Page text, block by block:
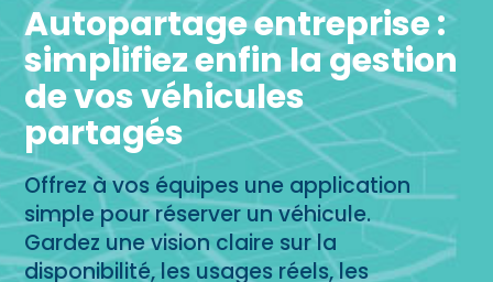
Autopartage entreprise :
simplifiez enfin la gestion
de vos véhicules
partagés
Offrez à vos équipes une application
simple pour réserver un véhicule.
Gardez une vision claire sur la
disponibilité, les usages réels, les